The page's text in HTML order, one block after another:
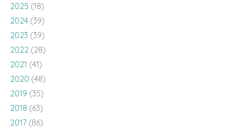
2025 (18)
2024 (39)
2023 (39)
2022 (28)
2021 (41)
2020 (48)
2019 (35)
2018 (63)
2017 (86)